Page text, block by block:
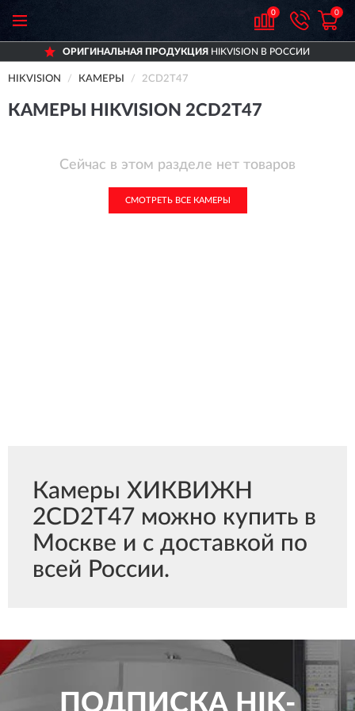
0 0
ОРИГИНАЛЬНАЯ ПРОДУКЦИЯ HIKVISION В РОССИИ
HIKVISION КАМЕРЫ 2CD2T47
КАМЕРЫ HIKVISION 2CD2T47
Сейчас в этом разделе нет товаров
СМОТРЕТЬ ВСЕ КАМЕРЫ
Камеры ХИКВИЖН
2CD2T47 можно купить в
Москве и с доставкой по
всей России.
ПОДПИСКА HIK-